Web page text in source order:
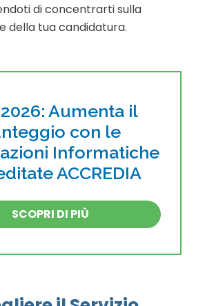
di concentrarti sulla
della tua candidatura.
2026: Aumenta il
con le
Informatiche
ACCREDIA
SCOPRI DI PIÙ